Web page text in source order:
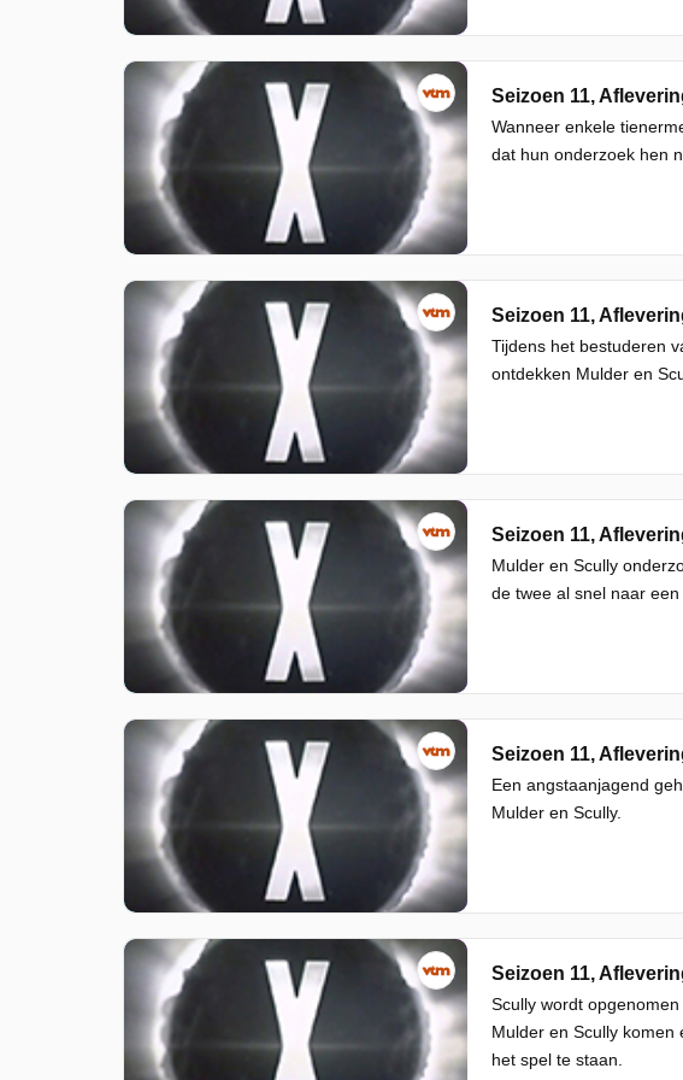
Seizoen 11,
Wanneer enkele
dat hun onderzoek hen
Seizoen 11,
Tijdens het bestuderen
ontdekken Mulder en
Seizoen 11,
Mulder en Scully
de twee al snel naar
Seizoen 11,
Een angstaanjagend
Mulder en Scully.
Seizoen 11,
Scully wordt
Mulder en Scully komen
het spel te staan.